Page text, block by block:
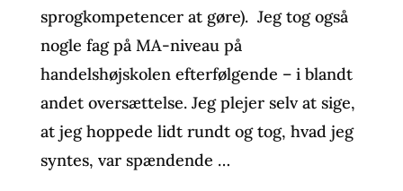
sprogkompetencer at gøre). Jeg tog også
nogle fag på MA-niveau på
handelshøjskolen efterfølgende – i blandt
andet oversættelse. Jeg plejer selv at sige,
at jeg hoppede lidt rundt og tog, hvad jeg
syntes, var spændende …